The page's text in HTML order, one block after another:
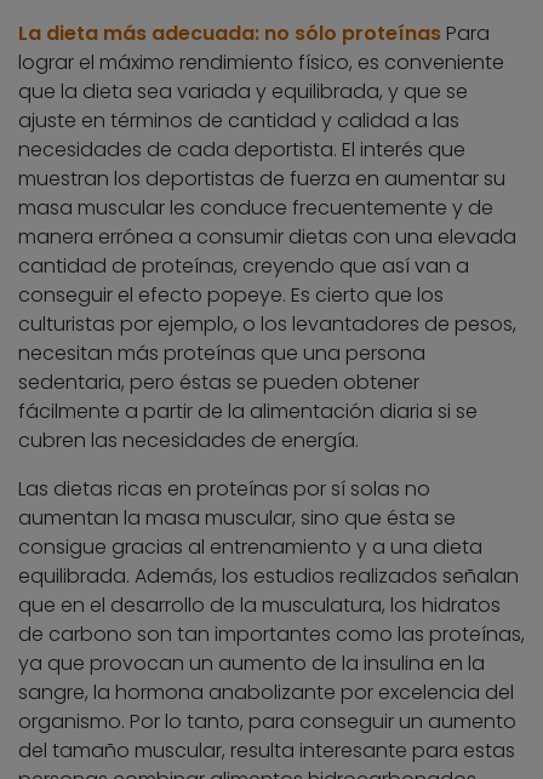
La dieta más adecuada: no sólo proteínas Para
lograr el máximo rendimiento físico, es conveniente
que la dieta sea variada y equilibrada, y que se
ajuste en términos de cantidad y calidad a las
necesidades de cada deportista. El interés que
muestran los deportistas de fuerza en aumentar su
masa muscular les conduce frecuentemente y de
manera errónea a consumir dietas con una elevada
cantidad de proteínas, creyendo que así van a
conseguir el efecto popeye. Es cierto que los
culturistas por ejemplo, o los levantadores de pesos,
necesitan más proteínas que una persona
sedentaria, pero éstas se pueden obtener
fácilmente a partir de la alimentación diaria si se
cubren las necesidades de energía.
Las dietas ricas en proteínas por sí solas no
aumentan la masa muscular, sino que ésta se
consigue gracias al entrenamiento y a una dieta
equilibrada. Además, los estudios realizados señalan
que en el desarrollo de la musculatura, los hidratos
de carbono son tan importantes como las proteínas,
ya que provocan un aumento de la insulina en la
sangre, la hormona anabolizante por excelencia del
organismo. Por lo tanto, para conseguir un aumento
del tamaño muscular, resulta interesante para estas